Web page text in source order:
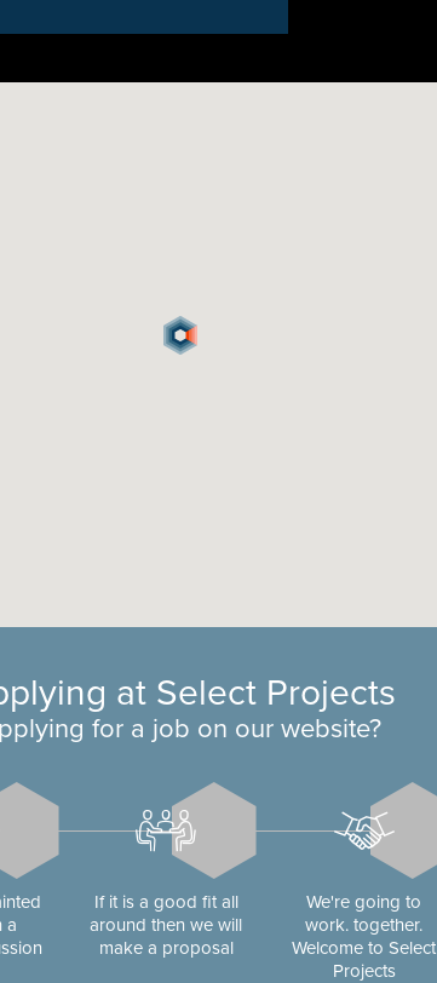
at Select Projects
for a job on our website?
a
If it is a good fit all
around then we will
make a proposal
We're going to
work. together.
Welcome to Select
Projects